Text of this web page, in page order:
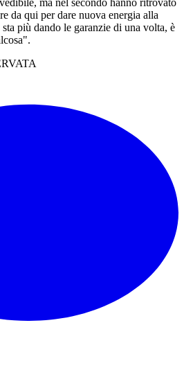
ma nel secondo hanno ritrovato
da qui per dare nuova energia alla
più dando le garanzie di una volta, è